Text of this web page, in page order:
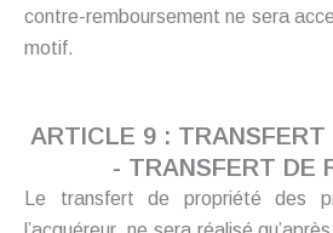
contre-remboursement ne sera
motif.
ARTICLE 9 : TRANSFERT
- TRANSFERT DE
Le transfert de propriété des